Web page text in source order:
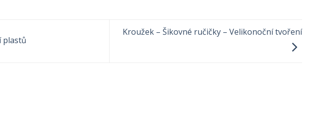
plastů
Kroužek – Šikovné ručičky – Velikonoční tvoření